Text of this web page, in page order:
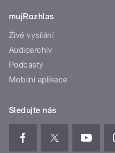
mujRozhlas
Živé vysílání
Audioarchiv
Podcasty
Mobilní aplikace
Sledujte nás